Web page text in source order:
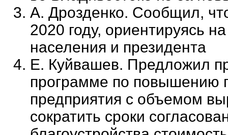
А. Дрозденко. Сообщил,
2020 году, ориентируясь
населения и президента
Е. Куйвашев. Предложил
программе по повышению
предприятия с объемом
сократить сроки